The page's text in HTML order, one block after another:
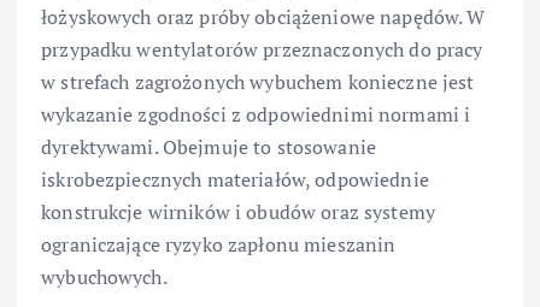
łożyskowych oraz próby obciążeniowe napędów. W
przypadku wentylatorów przeznaczonych do pracy
w strefach zagrożonych wybuchem konieczne jest
wykazanie zgodności z odpowiednimi normami i
dyrektywami. Obejmuje to stosowanie
iskrobezpiecznych materiałów, odpowiednie
konstrukcje wirników i obudów oraz systemy
ograniczające ryzyko zapłonu mieszanin
wybuchowych.